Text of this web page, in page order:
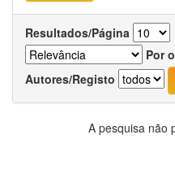
Resultados/Página
Por
Autores/Registo
A pesquisa não